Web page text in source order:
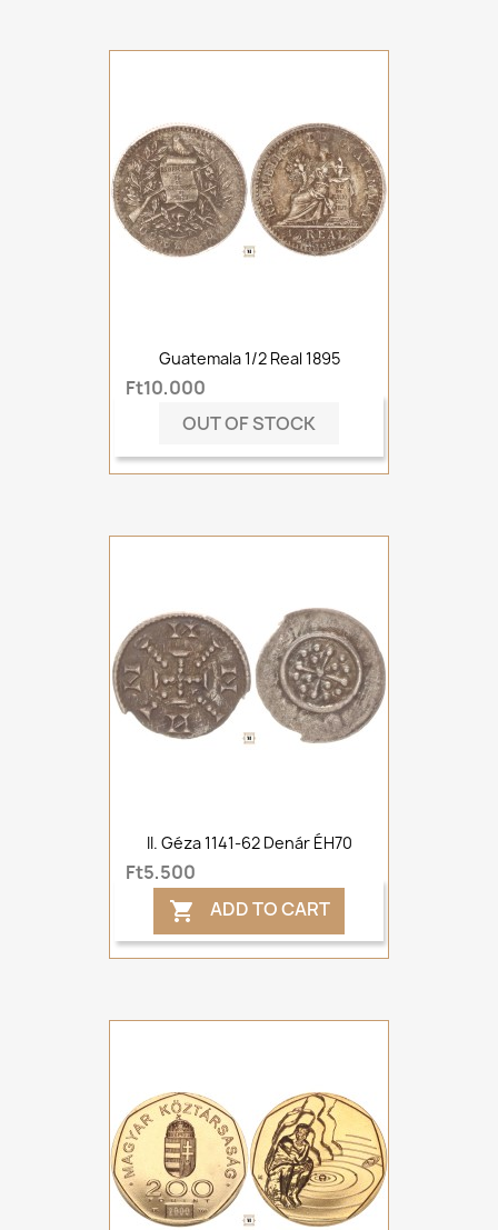
Guatemala 1/2 Real 1895
Ft10,000
OUT OF STOCK
II. Géza 1141-62 Denár ÉH70
Ft5,500
 ADD TO CART